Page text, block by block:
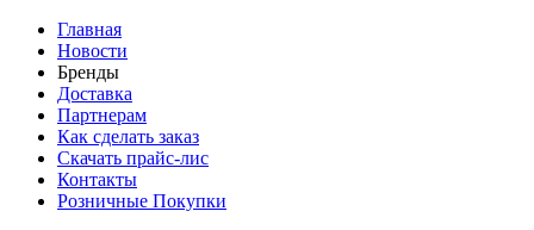
Главная
Новости
Бренды
Доставка
Партнерам
Как сделать заказ
Скачать прайс-лис
Контакты
Розничные Покупки